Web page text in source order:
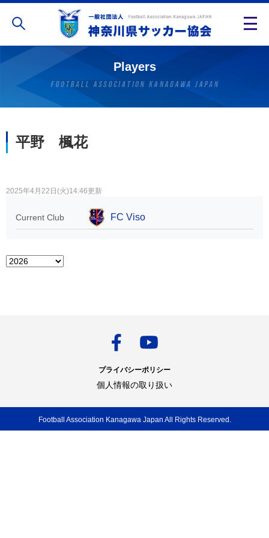
Players
平野 楓花
2025年4月22日(火)14:46更新
Current Club FC Viso
プライバシーポリシー
個人情報の取り扱い
Football Association Kanagawa Japan All Rights Reserved.